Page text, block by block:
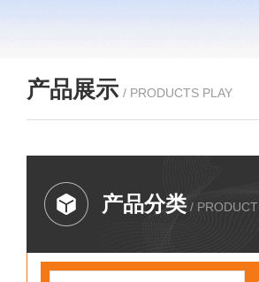
产品展示 / PRODUCTS PLAY
产品分类 / PRODUCT